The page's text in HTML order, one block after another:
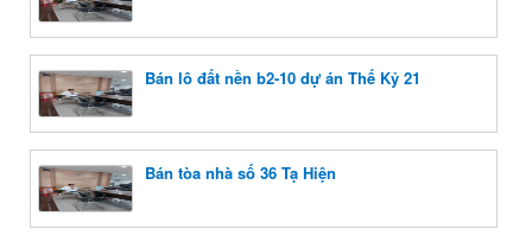
Bán lô đất nền b2-10 dự án Thế Kỷ 21
Bán tòa nhà số 36 Tạ Hiện